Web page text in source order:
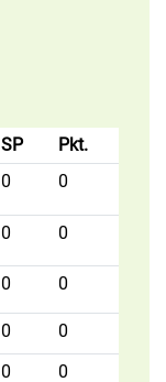
SP
Pkt.
0 0
0 0
0 0
0
0
0 0